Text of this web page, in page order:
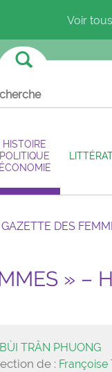
Voir
HISTOIRE
POLITIQUE
ÉCONOMIE
DES
» –
BÙI TRÂN PHUONG
de : Françoise